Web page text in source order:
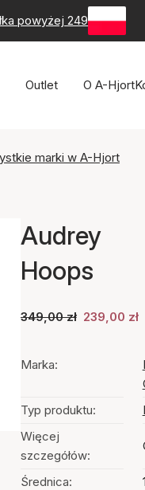
powyżej 249 zł -
Outlet O A-Hjort
marki w A-Hjort
Audrey
Hoops
349,00 zł 239,00 zł
Marka:
Typ produktu:
Więcej
szczegółów:
Średnica: